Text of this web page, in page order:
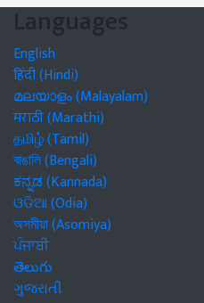
Languages
English
हिंदी (Hindi)
മലയാളം (Malayalam)
मराठी (Marathi)
தமிழ் (Tamil)
বাঙালি (Bengali)
ಕನ್ನಡ (Kannada)
ଓଡିଆ (Odia)
অসমীয়া (Asomiya)
ਪੰਜਾਬੀ
తెలుగు
ગુજરાતી